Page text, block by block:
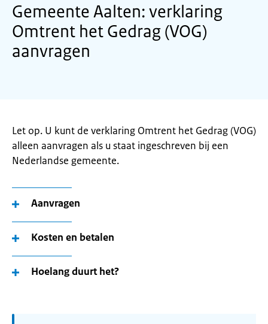
Gemeente Aalten: verklaring
Omtrent het Gedrag (VOG)
aanvragen
Let op. U kunt de verklaring Omtrent het Gedrag (VOG)
alleen aanvragen als u staat ingeschreven bij een
Nederlandse gemeente.
Aanvragen
Kosten en betalen
Hoelang duurt het?